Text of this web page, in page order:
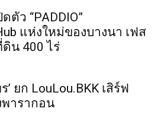
ตัว “PADDIO”
แห่งใหม่ของบางนา เฟส
น 400 ไร่
’ ยก LouLou.BKK เสิร์ฟ
ารากอน